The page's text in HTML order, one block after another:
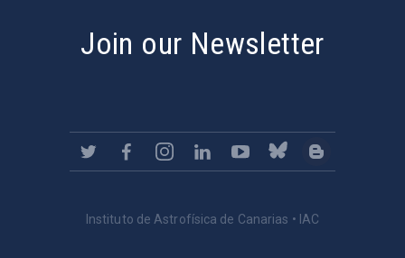
Join our Newsletter
Instituto de Astrofísica de Canarias • IAC